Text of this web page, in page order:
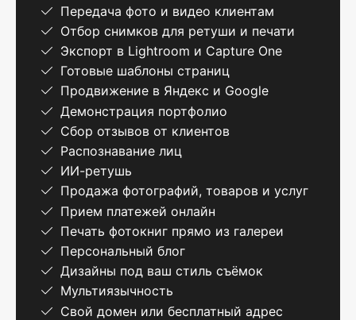
Передача фото и видео клиентам
Отбор снимков для ретуши и печати
Экспорт в Lightroom и Capture One
Готовые шаблоны страниц
Продвижение в Яндекс и Google
Демонстрация портфолио
Сбор отзывов от клиентов
Распознавание лиц
ИИ-ретушь
Продажа фотографий, товаров и услуг
Прием платежей онлайн
Печать фотокниг прямо из галереи
Персональный блог
Дизайны под ваш стиль съёмок
Мультиязычность
Свой домен или бесплатный адрес